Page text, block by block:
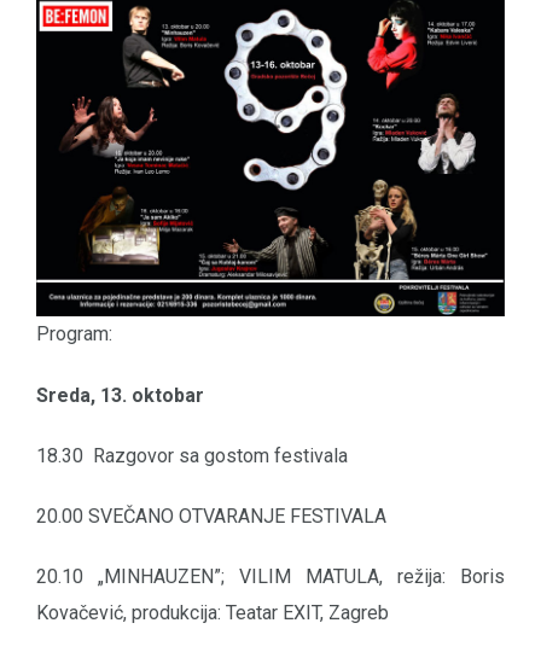
Program:
Sreda, 13. oktobar
18.30 Razgovor sa gostom festivala
20.00 SVEČANO OTVARANJE FESTIVALA
20.10 „MINHAUZEN”; VILIM MATULA, režija: Boris
Kovačević, produkcija: Teatar EXIT, Zagreb